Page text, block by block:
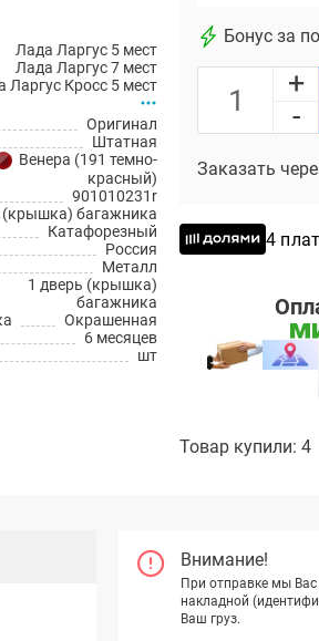
Лада Ларгус 5 мест
Лада Ларгус 7 мест
Ларгус Кросс 5 мест
Оригинал
Штатная
Венера (191 темно-
красный)
901010231r
багажника
Катафорезный
Россия
Металл
1 дверь (крышка)
багажника
Окрашенная
6 месяцев
шт
Бонус за
+
-
Заказать
4
Товар купили: 4
Внимание!
При отправке мы
накладной
Ваш груз.